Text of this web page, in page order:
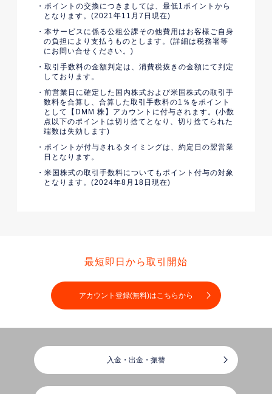
ポイントの交換につきましては、最低1ポイントから
となります。(2021年11月7日現在)
本サービスに係る公租公課その他費用はお客様ご自身
の負担により支払うものとします。(詳細は税務署等
にお問い合せください。)
取引手数料の金額判定は、消費税抜きの金額にて判定
しております。
前営業日に確定した国内株式および米国株式の取引手
数料を合算し、合算した取引手数料の1％をポイント
として【DMM 株】アカウントに付与されます。(小数
点以下のポイントは切り捨てとなり、切り捨てられた
端数は失効します)
ポイントが付与されるタイミングは、約定日の翌営業
日となります。
米国株式の取引手数料についてもポイント付与の対象
となります。(2024年8月18日現在)
最短即日から取引開始
アカウント登録(無料)はこちらから
入金・出金・振替